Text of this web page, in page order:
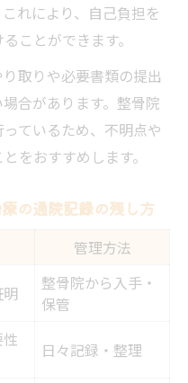
れにより、自己負担を
ことができます。
取りや必要書類の提出
合があります。整骨院
ているため、不明点や
をおすすめします。
の通院記録の残し方
管理方法
整骨院から入手・
保管
日々記録・整理